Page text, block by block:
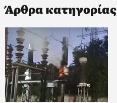
Άρθρα κατηγορίας